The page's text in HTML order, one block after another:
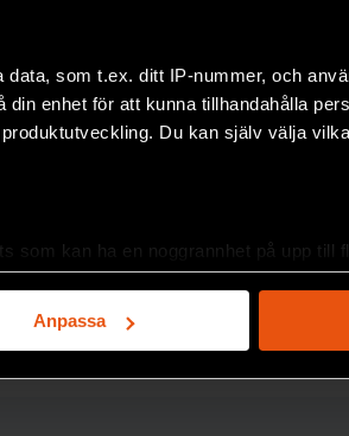
data, som t.ex. ditt IP-nummer, och
enhet för att kunna tillhandahålla
Du kan själv välja
som kan ha en noggrannhet på upp till
för specifika kännetecken
och ställ in dina preferenser i
Anpassa
om pågående forskning.